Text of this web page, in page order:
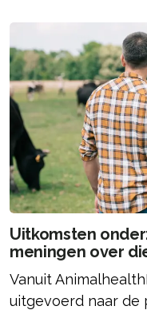
Uitkomsten
meningen over
Vanuit
uitgevoerd naar de